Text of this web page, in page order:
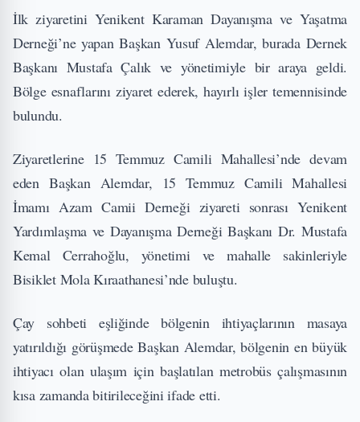
İlk ziyaretini Yenikent Karaman Dayanışma ve Yaşatma
Derneği’ne yapan Başkan Yusuf Alemdar, burada Dernek
Başkanı Mustafa Çalık ve yönetimiyle bir araya geldi.
Bölge esnaflarını ziyaret ederek, hayırlı işler temennisinde
bulundu.
Ziyaretlerine 15 Temmuz Camili Mahallesi’nde devam
eden Başkan Alemdar, 15 Temmuz Camili Mahallesi
İmamı Azam Camii Derneği ziyareti sonrası Yenikent
Yardımlaşma ve Dayanışma Derneği Başkanı Dr. Mustafa
Kemal Cerrahoğlu, yönetimi ve mahalle sakinleriyle
Bisiklet Mola Kıraathanesi’nde buluştu.
Çay sohbeti eşliğinde bölgenin ihtiyaçlarının masaya
yatırıldığı görüşmede Başkan Alemdar, bölgenin en büyük
ihtiyacı olan ulaşım için başlatılan metrobüs çalışmasının
kısa zamanda bitirileceğini ifade etti.